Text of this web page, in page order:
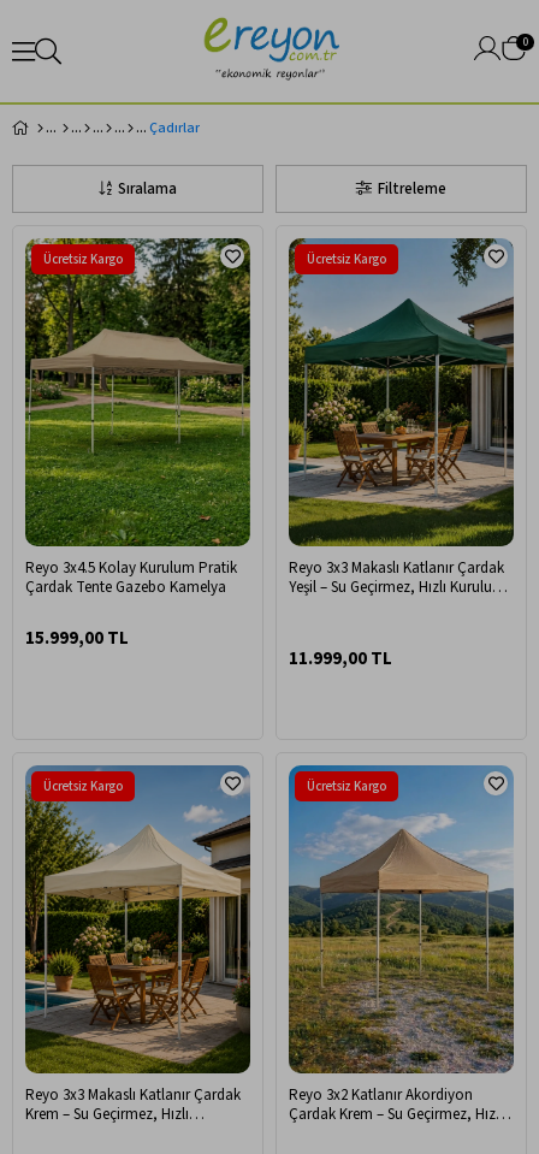
0
Çadırlar
Filtreleme
Sıralama
Reyo 3x4.5 Kolay Kurulum Pratik
Çardak Tente Gazebo Kamelya
15.999,00 TL
Ücretsiz Kargo
Reyo 3x3 Makaslı Katlanır Çardak
Yeşil – Su Geçirmez, Hızlı Kurulum,
11.999,00 TL
Ücretsiz Kargo
Reyo 3x3 Makaslı Katlanır Çardak
Krem – Su Geçirmez, Hızlı
Ücretsiz Kargo
Reyo 3x2 Katlanır Akordiyon
Çardak Krem – Su Geçirmez, Hızlı
Ücretsiz Kargo